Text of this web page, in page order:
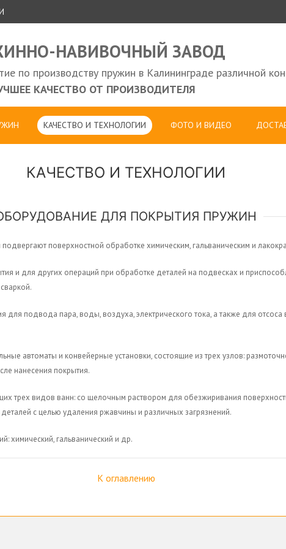
НАВИВОЧНЫЙ ЗАВОД
по производству пружин в Калининграде различной
КАЧЕСТВО ОТ ПРОИЗВОДИТЕЛЯ
КАЧЕСТВО И ТЕХНОЛОГИИ ФОТО И ВИДЕО
КАЧЕСТВО И ТЕХНОЛОГИИ
ДЛЯ ПОКРЫТИЯ ПРУЖИН
поверхностной обработке химическим, гальваническим и
и для других операций при обработке деталей на подвесках и
для подвода пара, воды, воздуха, электрического тока, а также для
автоматы и конвейерные установки, состоящие из трех узлов:
нанесения покрытия.
трех видов ванн: со щелочным раствором для обезжиривания
с целью удаления ржавчины и различных загрязнений.
химический, гальванический и др.
К оглавлению